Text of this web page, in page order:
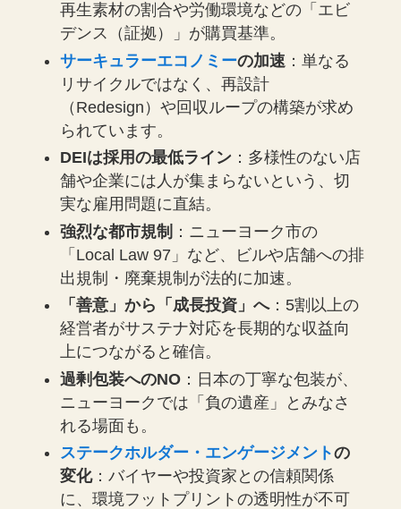
再生素材の割合や労働環境などの「エビ
デンス（証拠）」が購買基準。
サーキュラーエコノミーの加速 ：単なる
リサイクルではなく、再設計
（Redesign）や回収ループの構築が求め
られています。
DEIは採用の最低ライン ：多様性のない店
舗や企業には人が集まらないという、切
実な雇用問題に直結。
強烈な都市規制 ：ニューヨーク市の
「Local Law 97」など、ビルや店舗への排
出規制・廃棄規制が法的に加速。
「善意」から「成長投資」へ：5割以上の
経営者がサステナ対応を長期的な収益向
上につながると確信。
過剰包装へのNO ：日本の丁寧な包装が、
ニューヨークでは「負の遺産」とみなさ
れる場面も。
ステークホルダー・エンゲージメントの
変化：バイヤーや投資家との信頼関係
に、環境フットプリントの透明性が不可